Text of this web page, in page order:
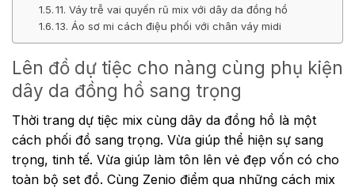
11. Váy trễ vai quyến rũ mix với dây da đồng hồ
13. Áo sơ mi cách điệu phối với chân váy midi
Lên đồ dự tiệc cho nàng cùng phụ kiện
dây da đồng hồ sang trọng
Thời trang dự tiệc mix cùng dây da đồng hồ là một
cách phối đồ sang trọng. Vừa giúp thể hiện sự sang
trọng, tinh tế. Vừa giúp làm tôn lên vẻ đẹp vốn có cho
toàn bộ set đồ. Cùng Zenio điểm qua những cách mix